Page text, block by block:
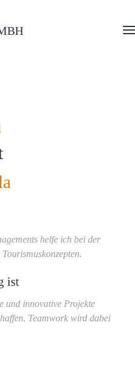
helfe ich bei der
ist
und innovative Projekte
Teamwork wird dabei